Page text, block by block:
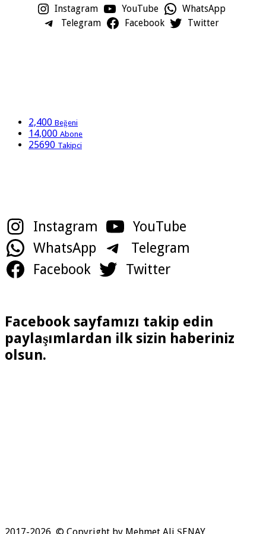
Instagram YouTube
WhatsApp
Telegram
Facebook Twitter
2,400 Beğeni
14,000 Abone
25690 Takipci
Instagram
YouTube
WhatsApp
Telegram
Facebook
Twitter
Facebook sayfamızı takip edin
paylaşımlardan ilk sizin haberiniz
olsun.